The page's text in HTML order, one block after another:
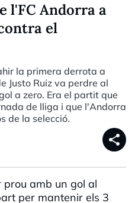
l'FC Andorra a
el
la primera derrota a
Justo Ruiz va perdre al
a zero. Era el partit que
de lliga i que l'Andorra
de la selecció.
share
amb un gol al
per mantenir els 3